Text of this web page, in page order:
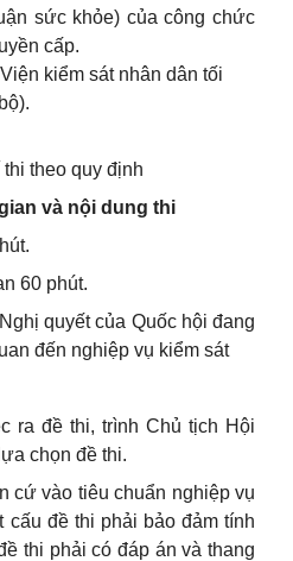
sức khỏe) của công chức
cấp.
kiểm sát nhân dân tối
theo quy định
và nội dung thi
60 phút.
quyết của Quốc hội đang
đến nghiệp vụ kiểm sát
ra đề thi, trình Chủ tịch Hội
chọn đề thi.
cứ vào tiêu chuẩn nghiệp vụ
cấu đề thi phải bảo đảm tính
thi phải có đáp án và thang